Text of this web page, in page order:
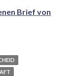
Brief von